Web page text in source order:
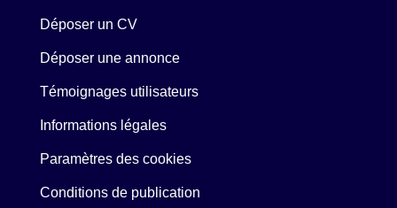
Déposer un CV
Déposer une annonce
Témoignages utilisateurs
Informations légales
Paramètres des cookies
Conditions de publication